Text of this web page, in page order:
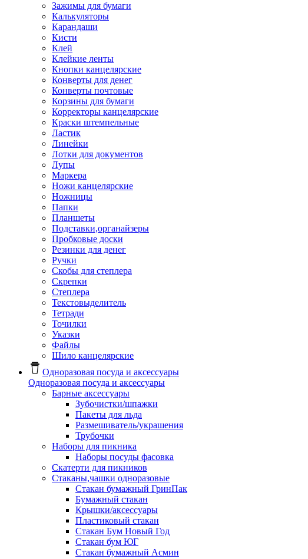
Зажимы для бумаги
Калькуляторы
Карандаши
Кисти
Клей
Клейкие ленты
Кнопки канцелярские
Конверты для денег
Конверты почтовые
Корзины для бумаги
Корректоры канцелярские
Краски штемпельные
Ластик
Линейки
Лотки для документов
Лупы
Маркера
Ножи канцелярские
Ножницы
Папки
Планшеты
Подставки,органайзеры
Пробковые доски
Резинки для денег
Ручки
Скобы для степлера
Скрепки
Степлера
Текстовыделитель
Тетради
Точилки
Указки
Файлы
Шило канцелярские
Одноразовая посуда и аксессуары
Одноразовая посуда и аксессуары
Барные аксессуары
Зубочистки/шпажки
Пакеты для льда
Размешиватель/украшения
Трубочки
Наборы для пикника
Наборы посуды фасовка
Скатерти для пикников
Стаканы,чашки одноразовые
Cтакан бумажный ГринПак
Бумажный стакан
Крышки/аксессуары
Пластиковый стакан
Стакан Бум Новый Год
Стакан бум ЮГ
Стакан бумажный Асмин